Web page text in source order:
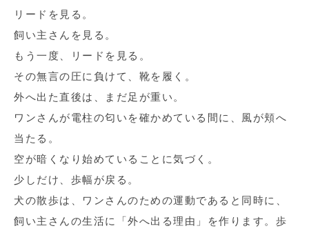
リードを見る。
飼い主さんを見る。
もう一度、リードを見る。
その無言の圧に負けて、靴を履く。
外へ出た直後は、まだ足が重い。
ワンさんが電柱の匂いを確かめている間に、風が頬へ
当たる。
空が暗くなり始めていることに気づく。
少しだけ、歩幅が戻る。
犬の散歩は、ワンさんのための運動であると同時に、
飼い主さんの生活に「外へ出る理由」を作ります。歩